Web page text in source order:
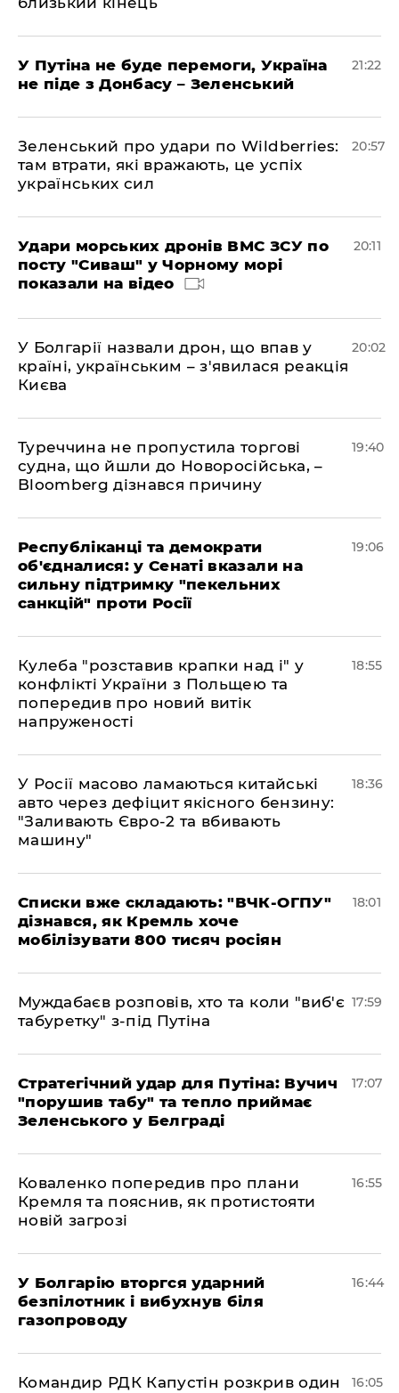
У Путіна не буде перемоги, Україна
не піде з Донбасу – Зеленський
21:22
Зеленський про удари по Wildberries:
там втрати, які вражають, це успіх
українських сил
20:57
Удари морських дронів ВМС ЗСУ по
посту "Сиваш" у Чорному морі
показали на відео
20:11
У Болгарії назвали дрон, що впав у
країні, українським – з'явилася реакція
Києва
20:02
Туреччина не пропустила торгові
судна, що йшли до Новоросійська, –
Bloomberg дізнався причину
19:40
Республіканці та демократи
об'єдналися: у Сенаті вказали на
сильну підтримку "пекельних
санкцій" проти Росії
19:06
Кулеба "розставив крапки над і" у
конфлікті України з Польщею та
попередив про новий витік
напруженості
18:55
У Росії масово ламаються китайські
авто через дефіцит якісного бензину:
"Заливають Євро-2 та вбивають
машину"
18:36
Списки вже складають: "ВЧК-ОГПУ"
дізнався, як Кремль хоче
мобілізувати 800 тисяч росіян
18:01
Муждабаєв розповів, хто та коли "виб'є
табуретку" з-під Путіна
17:59
Стратегічний удар для Путіна: Вучич
"порушив табу" та тепло приймає
Зеленського у Белграді
17:07
Коваленко попередив про плани
Кремля та пояснив, як протистояти
новій загрозі
16:55
У Болгарію вторгся ударний
безпілотник і вибухнув біля
газопроводу
16:44
Командир РДК Капустін розкрив один
16:05